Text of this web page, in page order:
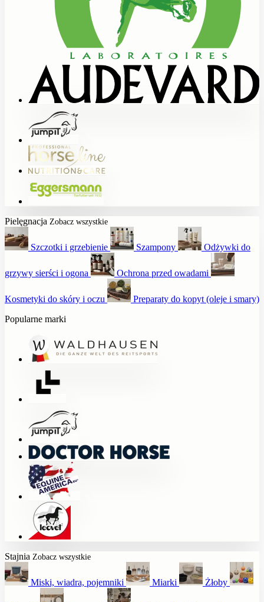
Pielęgnacja Zobacz wszystkie
Szczotki i grzebienie Szampony Odżywki do
grzywy sierści i ogona Ochrona przed owadami
Kosmetyki do skóry i oczu
Preparaty do kopyt (oleje i smary)
Popularne marki
Stajnia Zobacz wszystkie
Miski, wiadra, pojemniki Miarki Żłoby